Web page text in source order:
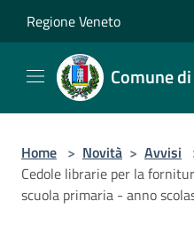
Regione Veneto
Comune
Home > Novità > Avvisi
Cedole librarie per la
scuola primaria - anno